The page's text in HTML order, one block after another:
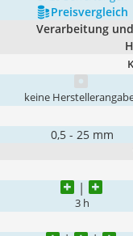
Preis­vergleich
Verarbeitung
keine
0,5 - 25 mm
3 h